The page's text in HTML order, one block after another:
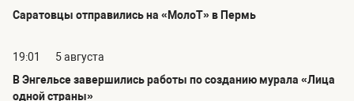
Саратовцы отправились на «МолоТ» в Пермь
19:01
5 августа
В Энгельсе завершились работы по созданию мурала «Лица
одной страны»